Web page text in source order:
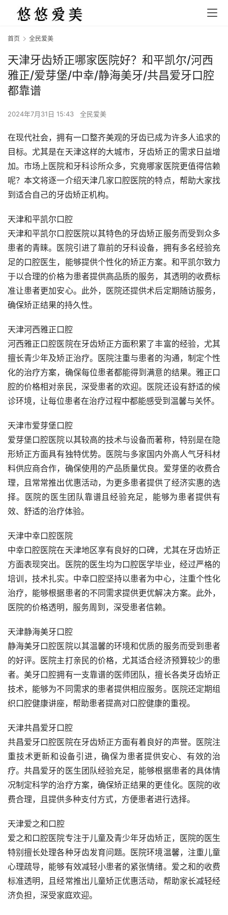
首页 全民爱美
天津牙齿矫正哪家医院好？和平凯尔/河西
雅正/爱芽堡/中幸/静海美牙/共昌爱牙口腔
都靠谱
2024年7月31日 15:43 全民爱美
在现代社会，拥有一口整齐美观的牙齿已成为许多人追求的
目标。尤其是在天津这样的大城市，牙齿矫正的需求日益增
加。市场上医院和牙科诊所众多，究竟哪家医院更值得信赖
呢？本文将逐一介绍天津几家口腔医院的特点，帮助大家找
到适合自己的牙齿矫正机构。
天津和平凯尔口腔
天津和平凯尔口腔医院以其特色的牙齿矫正服务而受到众多
患者的青睐。医院引进了靠前的牙科设备，拥有多名经验充
足的口腔医生，能够提供个性化的矫正方案。和平凯尔致力
于以合理的价格为患者提供高品质的服务，其透明的收费标
准让患者更加安心。此外，医院还提供术后定期随访服务，
确保矫正结果的持久性。
天津河西雅正口腔
河西雅正口腔医院在牙齿矫正方面积累了丰富的经验，尤其
擅长青少年及矫正治疗。医院注重与患者的沟通，制定个性
化的治疗方案，确保每位患者都能得到满意的结果。雅正口
腔的价格相对亲民，深受患者的欢迎。医院还设有舒适的候
诊环境，让每位患者在治疗过程中都能感受到温馨与关怀。
天津市爱芽堡口腔
爱芽堡口腔医院以其较高的技术与设备而著称，特别是在隐
形矫正方面具有独特优势。医院与多家国内外高人气牙科材
料供应商合作，确保使用的产品质量优良。爱芽堡的收费合
理，且常常推出优惠活动，为更多患者提供了经济实惠的选
择。医院的医生团队靠谱且经验充足，能够为患者提供有
效、舒适的治疗体验。
天津中幸口腔医院
中幸口腔医院在天津地区享有良好的口碑，尤其在牙齿矫正
方面表现突出。医院的医生均为口腔医学毕业，经过严格的
培训，技术扎实。中幸口腔坚持以患者为中心，注重个性化
治疗，能够根据患者的不同需求提供更优解决方案。此外，
医院的价格透明，服务周到，深受患者信赖。
天津静海美牙口腔
静海美牙口腔医院以其温馨的环境和优质的服务而受到患者
的好评。医院主打亲民的价格，尤其适合经济预算较少的患
者。美牙口腔拥有一支靠谱的医师团队，擅长各类牙齿矫正
技术，能够为不同需求的患者提供相应服务。医院还定期组
织口腔健康讲座，帮助患者提高对口腔健康的重视。
天津共昌爱牙口腔
共昌爱牙口腔医院在牙齿矫正方面有着良好的声誉。医院注
重技术更新和设备引进，确保为患者提供安心、有效的治
疗。共昌爱牙的医生团队经验充足，能够根据患者的具体情
况制定科学的治疗方案，确保矫正结果的更佳化。医院的收
费合理，且提供多种支付方式，方便患者进行选择。
天津爱之和口腔
爱之和口腔医院专注于儿童及青少年牙齿矫正，医院的医生
特别擅长处理各种牙齿发育问题。医院环境温馨，注重儿童
心理疏导，能够有效减轻小患者的紧张情绪。爱之和的收费
标准透明，且经常推出儿童矫正优惠活动，帮助家长减轻经
济负担，深受家庭欢迎。